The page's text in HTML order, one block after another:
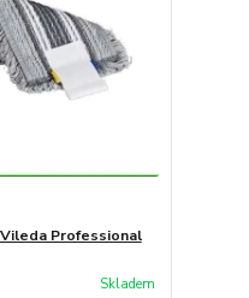
Professional
Skladem